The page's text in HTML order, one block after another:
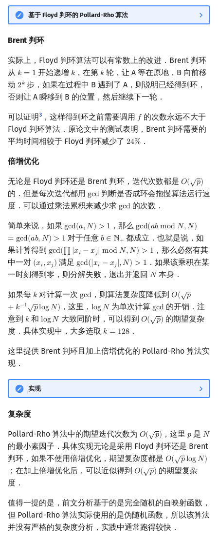
基于 Floyd 判环的 Pollard-Rho 算法
Brent 判环
实际上，Floyd 判环算法可以有常数上的改进．Brent 判环
从 𝑘 = 1
k =1 开始递增 𝑘
k，在第 𝑘
k 轮，让 A 等在原地，B 向前移
动 2𝑘
2k 步，如果在过程中 B 遇到了 A，则说明已经得到环，
否则让 A 瞬移到 B 的位置，然后继续下一轮．
可以证明 3 ，这样得到环之前需要调用 𝑓
f 的次数永远不大于
Floyd 判环算法．原论文中的测试表明，Brent 判环需要的
平均时间相较于 Floyd 判环减少了 24%
24% ．
倍增优化
无论是 Floyd 判环还是 Brent 判环，迭代次数都是 𝑂( √𝑝)
O(p)
的．但是每次迭代都用 gcd
gcd判断是否成环会拖慢算法运行速
度．可以通过乘法累积来减少求 gcd
gcd的次数．
简单来说，如果 gcd(𝑎,𝑁) > 1
gcd(a,N)> 1 ，那么 gcd(𝑎𝑏mod𝑁,𝑁)
= gcd(𝑎𝑏,𝑁) > 1
gcd(abmod N,N)=gcd
对于任意𝑏 ∈ ℕ+
b ∈ N+ 都成立．也就是说，如
果计算得到 gcd(∏|𝑥𝑖 −𝑥𝑗| mod𝑁,𝑁) > 1
gcd(∏| xi− xj| modN,N )>1
，那么必然有其
中一对 (𝑥𝑖,𝑥𝑗)
(xi,xj) 满足 gcd(|𝑥𝑖 −𝑥𝑗|,𝑁) > 1
gcd( |xi −x |,N)>1
．如果该乘积在某
一时刻得到零，则分解失败，退出并返回 𝑁
N 本身．
如果每 𝑘
k 对计算一次 gcd
gcd ，则算法复杂度降低到𝑂(√𝑝
+ 𝑘−1 √𝑝log𝑁)
O(p+k
，这里， log𝑁
logN 为单次计算 gcd
gcd 的开销．注
意到 𝑘
k 和log𝑁
logN 大致同阶时，可以得到 𝑂(√𝑝)
O(p)
的期望复杂
度．具体实现中，大多选取 𝑘 = 128
k =128 ．
这里提供 Brent 判环且加上倍增优化的 Pollard-Rho 算法实
现．
实现
复杂度
Pollard-Rho 算法中的期望迭代次数为 𝑂( √𝑝)
O(p) ，这里𝑝
p 是𝑁
N
的最小素因子．具体实现无论是采用 Floyd 判环还是 Brent
判环，如果不使用倍增优化，期望复杂度都是 𝑂( √𝑝log𝑁)
O(plogN)
；在加上倍增优化后，可以近似得到 𝑂( √𝑝)
O(p)
的期望复杂
度．
值得一提的是，前文分析基于的是完全随机的自映射函数，
但 Pollard-Rho 算法实际使用的是伪随机函数，所以该算法
并没有严格的复杂度分析，实践中通常跑得较快．